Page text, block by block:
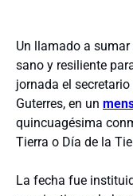
Un llamado a
sano y resiliente
jornada el
Guterres, en un
quincuagésima
Tierra o Día de la
La fecha fue